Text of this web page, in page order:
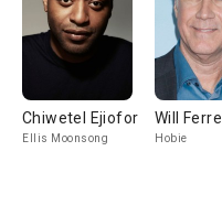
Chiwetel Ejiofor
Ellis Moonsong
Will Ferrell
Hobie